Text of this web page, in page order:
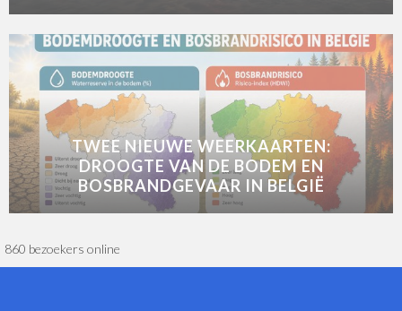
TWEE NIEUWE WEERKAARTEN:
DROOGTE VAN DE BODEM EN
BOSBRANDGEVAAR IN BELGIË
860 bezoekers online